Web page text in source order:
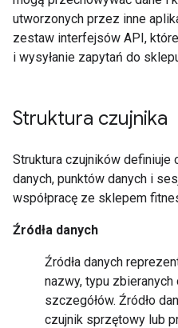
utworzonych przez inne
zestaw interfejsów API,
i wysyłanie zapytań do
Struktura czujnika
Struktura czujników definiuje
danych, punktów danych i
współpracę ze sklepem
Źródła danych
Źródła danych
nazwy, typu zbieranych
szczegółów. Źródło
czujnik sprzętowy lub